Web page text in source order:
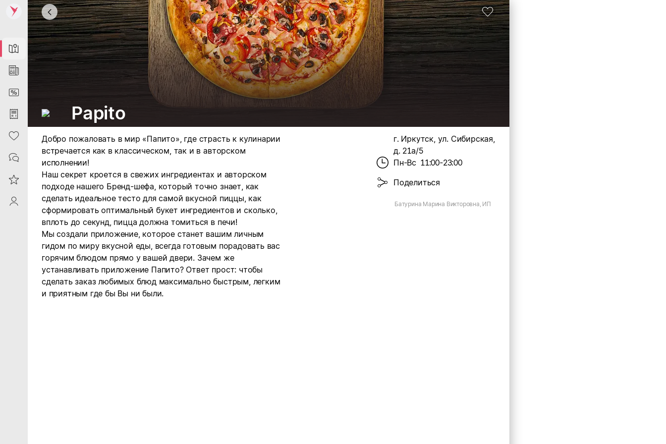
Map
News
DiscountCard
Purchases
Heart
Contacts
Reviews
ProfileSaby
Papito
Добро пожаловать в мир «Папито», где страсть к кулинарии
встречается как в классическом, так и в авторском
исполнении!
Наш секрет кроется в свежих ингредиентах и авторском
подходе нашего Бренд-шефа, который точно знает, как
сделать идеальное тесто для самой вкусной пиццы, как
сформировать оптимальный букет ингредиентов и сколько,
вплоть до секунд, пицца должна томиться в печи!
Мы создали приложение, которое станет вашим личным
гидом по миру вкусной еды, всегда готовым порадовать вас
горячим блюдом прямо у вашей двери. Зачем же
устанавливать приложение Папито? Ответ прост: чтобы
сделать заказ любимых блюд максимально быстрым, легким
и приятным где бы Вы ни были.
г. Иркутск, ул. Сибирская,
д. 21а/5
Пн-Вс 11:00-23:00
Поделиться
Батурина Марина Викторовна, ИП